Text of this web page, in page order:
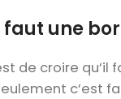
faut une
de croire
c’est